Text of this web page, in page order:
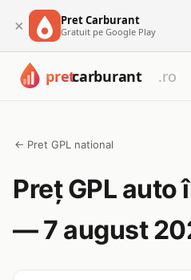
× Pret Carburant
Gratuit pe Google Play
← Pret GPL national
Preț GPL auto
— 7 august